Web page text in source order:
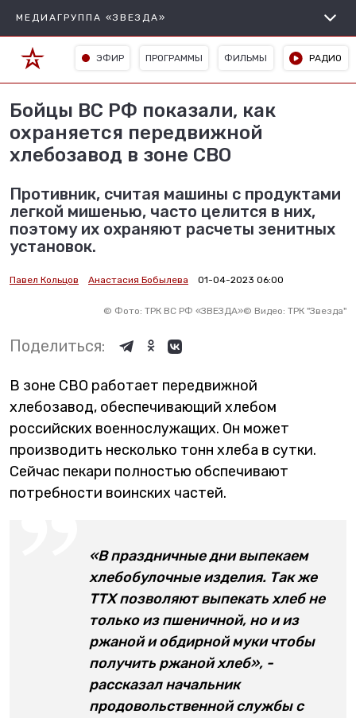
МЕДИАГРУППА «ЗВЕЗДА»
ЭФИР ПРОГРАММЫ ФИЛЬМЫ РАДИО
Бойцы ВС РФ показали, как
охраняется передвижной
хлебозавод в зоне СВО
Противник, считая машины с продуктами
легкой мишенью, часто целится в них,
поэтому их охраняют расчеты зенитных
установок.
Павел Кольцов Анастасия Бобылева 01-04-2023 06:00
© Фото: ТРК ВС РФ «ЗВЕЗДА»© Видео: ТРК "Звезда"
Поделиться:
В зоне СВО работает передвижной
хлебозавод, обеспечивающий хлебом
российских военнослужащих. Он может
производить несколько тонн хлеба в сутки.
Сейчас пекари полностью обспечивают
потребности воинских частей.
«В праздничные дни выпекаем
хлебобулочные изделия. Так же
ТТХ позволяют выпекать хлеб не
только из пшеничной, но и из
ржаной и обдирной муки чтобы
получить ржаной хлеб», -
рассказал начальник
продовольственной службы с